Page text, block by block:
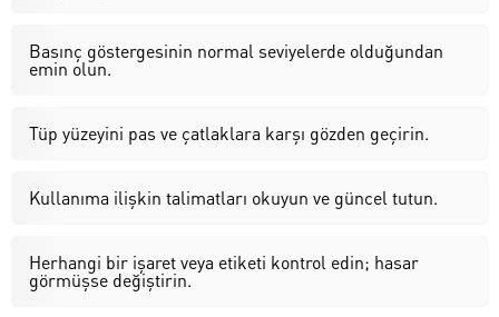
Basınç göstergesinin normal seviyelerde olduğundan
emin olun.
Tüp yüzeyini pas ve çatlaklara karşı gözden geçirin.
Kullanıma ilişkin talimatları okuyun ve güncel tutun.
Herhangi bir işaret veya etiketi kontrol edin; hasar
görmüşse değiştirin.